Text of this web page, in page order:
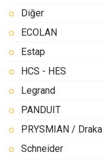
Diğer
ECOLAN
Estap
HCS - HES
Legrand
PANDUIT
PRYSMIAN / Draka
Schneider